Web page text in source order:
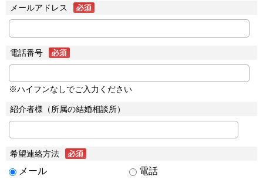
メールアドレス
電話番号
※ハイフンなしでご入力ください
紹介者様（所属の結婚相談所）
希望連絡方法
メール 電話